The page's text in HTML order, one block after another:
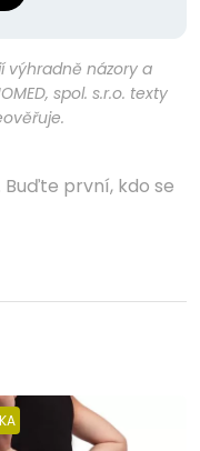
výhradně názory a
spol. s.r.o. texty
první, kdo se